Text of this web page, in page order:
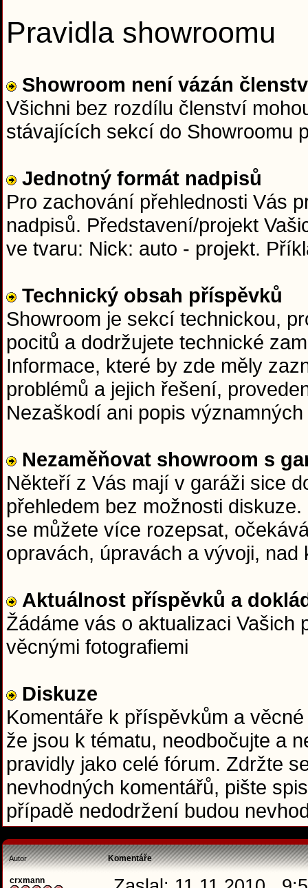
Pravidla showroomu
Showroom není vázán
Všichni bez rozdílu členství
stávajících sekcí do Showroomu
Jednotný formát nadpisů
Pro zachování přehlednosti Vás
nadpisů. Představení/projekt
ve tvaru: Nick: auto - projekt.
Technický obsah příspěvků
Showroom je sekcí technickou,
pocitů a dodržujete technické
Informace, které by zde měly
problémů a jejich řešení,
Nezaškodí ani popis
Nezaměňovat showroom s
Někteří z Vás mají v garáži sice
přehledem bez možnosti
se můžete více rozepsat,
opravách, úpravách a vývoji,
Aktuálnost příspěvků a
Žádáme vás o aktualizaci
věcnými fotografiemi
Diskuze
Komentáře k příspěvkům a
že jsou k tématu, neodbočujte a
pravidly jako celé fórum. Zdržte
nevhodných komentářů, pište
případě nedodržení budou
Autor Komentáře
crxmann